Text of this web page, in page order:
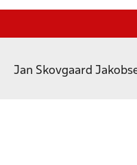
Jan Skovgaard